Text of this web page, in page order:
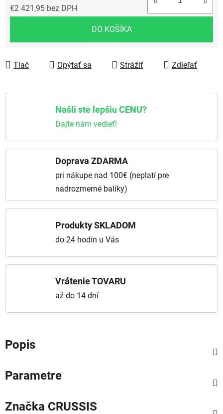
€2 421,95 bez DPH
DO KOŠÍKA
Tlač Opýtať sa Strážiť Zdieľať
Našli ste lepšiu CENU?
Dajte nám vedieť!
Doprava ZDARMA
pri nákupe nad 100€ (neplatí pre
nadrozmerné balíky)
Produkty SKLADOM
do 24 hodín u Vás
Vrátenie TOVARU
až do 14 dní
Popis
Parametre
Značka CRUSSIS